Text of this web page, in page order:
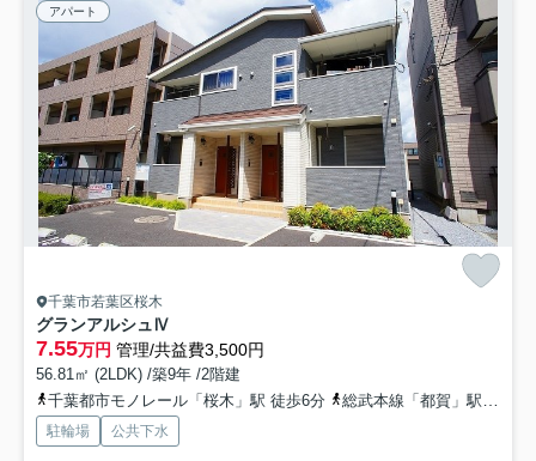
アパート
千葉市若葉区桜木
グランアルシュⅣ
7.55万円 管理/共益費3,500円
56.81㎡ (2LDK) /築9年 /2階建
千葉都市モノレール「桜木」駅 徒歩6分
総武本線「都賀」駅 徒歩15分
駐輪場 公共下水